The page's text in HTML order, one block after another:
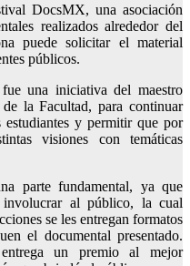
DocsMX, una asociación
realizados alrededor del
puede solicitar el material
públicos.
una iniciativa del maestro
la Facultad, para continuar
y permitir que por
visiones con temáticas
parte fundamental, ya que
al público, la cual
se les entregan formatos
el documental presentado.
un premio al mejor